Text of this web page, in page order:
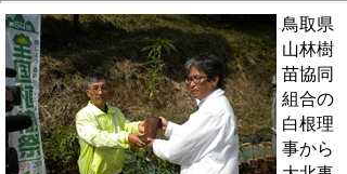
鳥取県
山林樹
苗協同
組合の
白根理
事から